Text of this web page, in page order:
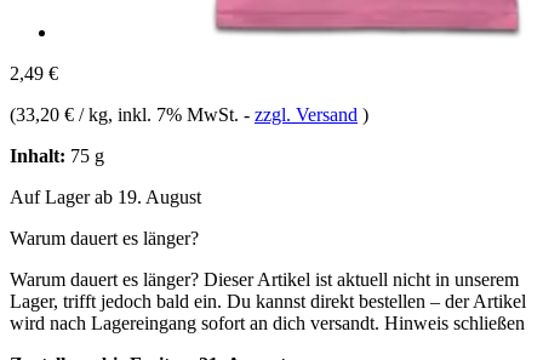
2,49 €
(33,20 € / kg, inkl. 7% MwSt. - zzgl. Versand )
Inhalt: 75 g
Auf Lager ab 19. August
Warum dauert es länger?
Warum dauert es länger? Dieser Artikel ist aktuell nicht in unserem
Lager, trifft jedoch bald ein. Du kannst direkt bestellen – der Artikel
wird nach Lagereingang sofort an dich versandt. Hinweis schließen